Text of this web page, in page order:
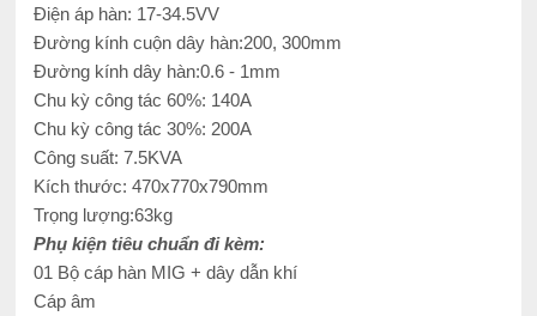
Điện áp hàn: 17-34.5VV
Đường kính cuộn dây hàn:200, 300mm
Đường kính dây hàn:0.6 - 1mm
Chu kỳ công tác 60%: 140A
Chu kỳ công tác 30%: 200A
Công suất: 7.5KVA
Kích thước: 470x770x790mm
Trọng lượng:63kg
Phụ kiện tiêu chuẩn đi kèm:
01 Bộ cáp hàn MIG + dây dẫn khí
Cáp âm